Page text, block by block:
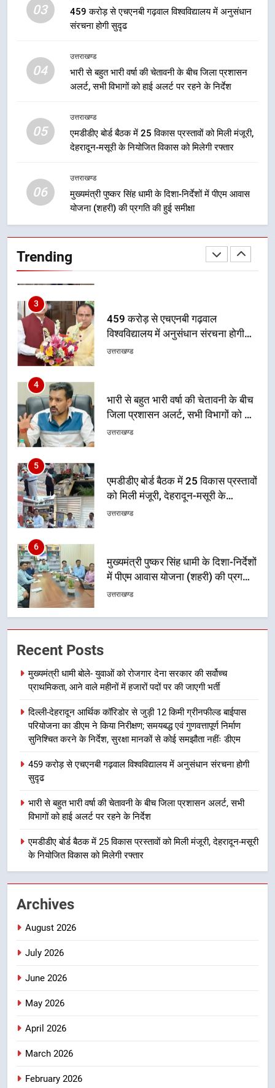
03
459 करोड़ से एचएनबी गढ़वाल विश्वविद्यालय में अनुसंधान
संरचना होगी सुदृढ
04
उत्तराखण्ड
भारी से बहुत भारी वर्षा की चेतावनी के बीच जिला प्रशासन
अलर्ट, सभी विभागों को हाई अलर्ट पर रहने के निर्देश
05
उत्तराखण्ड
एमडीडीए बोर्ड बैठक में 25 विकास प्रस्तावों को मिली मंजूरी,
देहरादून-मसूरी के नियोजित विकास को मिलेगी रफ्तार
06
उत्तराखण्ड
मुख्यमंत्री पुष्कर सिंह धामी के दिशा-निर्देशों में पीएम आवास
योजना (शहरी) की प्रगति की हुई समीक्षा
Trending
गिरफ्तार
उत्तराखण्ड
भारी बारिश का अलर्ट! 6 अगस्त को
देहरादून में स्कूल बंद
1
मुख्यमंत्री धामी बोले- युवाओं को रोजगार
भर्ती
12 किमी ग्रीनफील्ड बाईपास परियोजना
का डीएम ने किया निरीक्षण; समयबद्ध एवं
3
विश्वविद्यालय में अनुसंधान संरचना होगी
सुदृढ
4
भारी से बहुत भारी वर्षा की चेतावनी के बीच
जिला प्रशासन अलर्ट, सभी विभागों को हाई
अलर्ट पर रहने के निर्देश
उत्तराखण्ड
5
एमडीडीए बोर्ड बैठक में 25 विकास प्रस्तावों
को मिली मंजूरी, देहरादून-मसूरी के
नियोजित विकास को मिलेगी रफ्तार
6
मुख्यमंत्री पुष्कर सिंह धामी के दिशा-निर्देशों
में पीएम आवास योजना (शहरी) की प्रगति
की हुई समीक्षा
उत्तराखण्ड
7
उत्तराखण्ड
भारी बारिश का अलर्ट! 6 अगस्त को
देहरादून में स्कूल बंद
उत्तराखण्ड
1
मुख्यमंत्री धामी बोले- युवाओं को रोजगार
देना सरकार की सर्वोच्च प्राथमिकता, आने
भर्ती
2
Recent Posts
मुख्यमंत्री धामी बोले- युवाओं को रोजगार देना सरकार की सर्वोच्च
प्राथमिकता, आने वाले महीनों में हजारों पदों पर की जाएगी भर्ती
दिल्ली-देहरादून आर्थिक कॉरिडोर से जुड़ी 12 किमी ग्रीनफील्ड बाईपास
परियोजना का डीएम ने किया निरीक्षण; समयबद्ध एवं गुणवत्तापूर्ण निर्माण
सुनिश्चित करने के निर्देश, सुरक्षा मानकों से कोई समझौता नहींः डीएम
459 करोड़ से एचएनबी गढ़वाल विश्वविद्यालय में अनुसंधान संरचना होगी
सुदृढ
भारी से बहुत भारी वर्षा की चेतावनी के बीच जिला प्रशासन अलर्ट, सभी
विभागों को हाई अलर्ट पर रहने के निर्देश
एमडीडीए बोर्ड बैठक में 25 विकास प्रस्तावों को मिली मंजूरी, देहरादून-मसूरी
के नियोजित विकास को मिलेगी रफ्तार
Archives
August 2026
July 2026
June 2026
May 2026
April 2026
March 2026
February 2026